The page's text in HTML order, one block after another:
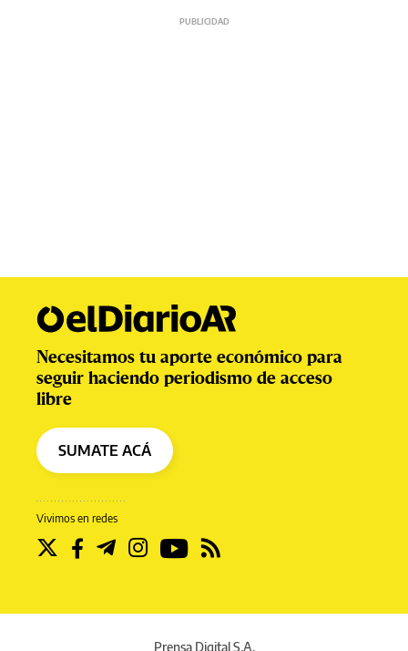
Vivimos en redes
Necesitamos tu aporte económico para
seguir haciendo periodismo de acceso
libre
SUMATE ACÁ
Prensa Digital S.A.